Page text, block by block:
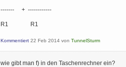
------- + ------------
R1 R1
Kommentiert 22 Feb 2014 von TunnelSturm
wie gibt man f) in den Taschenrechner ein?